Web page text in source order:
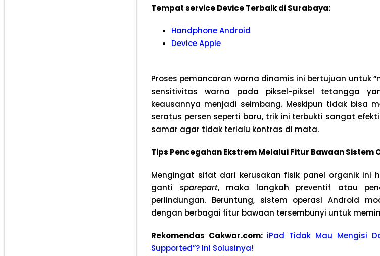
Tempat service Device Terbaik di Surabaya:
Handphone Android
Device Apple
Proses pemancaran warna dinamis ini bertujuan untuk
sensitivitas warna pada piksel-piksel tetangga
keausannya menjadi seimbang. Meskipun tidak bisa
seratus persen seperti baru, trik ini terbukti sangat
samar agar tidak terlalu kontras di mata.
Tips Pencegahan Ekstrem Melalui Fitur Bawaan Sistem
Mengingat sifat dari kerusakan fisik panel organik ini
ganti sparepart, maka langkah preventif atau
perlindungan. Beruntung, sistem operasi Android
dengan berbagai fitur bawaan tersembunyi untuk
Rekomendas Cakwar.com: iPad Tidak Mau Mengisi
Supported”? Ini Solusinya!